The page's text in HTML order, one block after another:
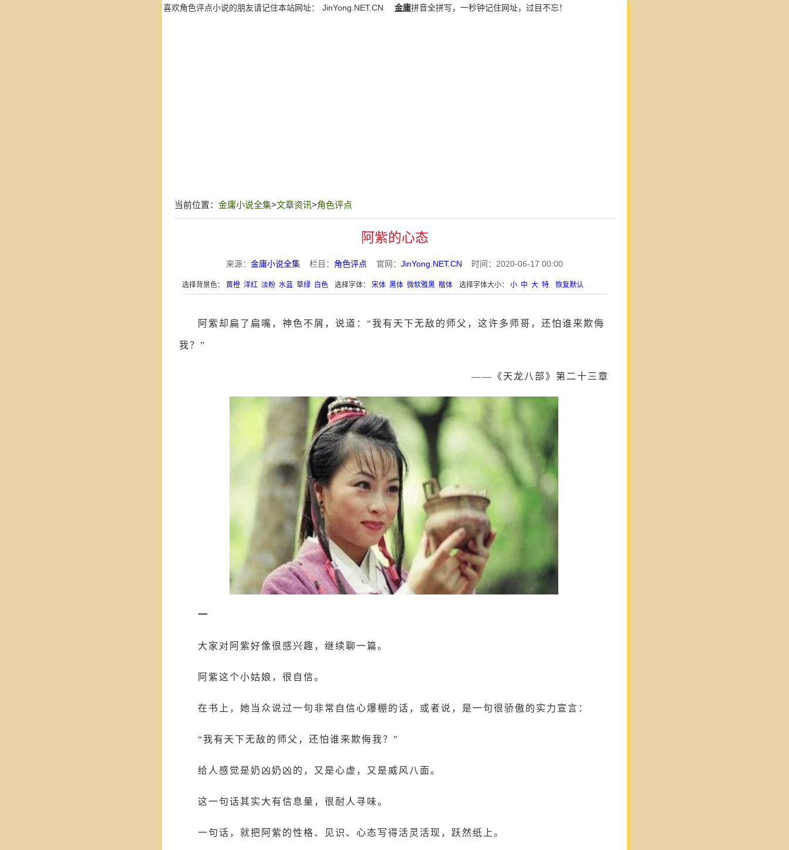
喜欢角色评点小说的朋友请记住本站网址： JinYong.NET.CN 金庸拼音全拼写，一秒钟记住网址，过目不忘！
当前位置： 金庸小说全集>文章资讯>角色评点
阿紫的心态
来源： 金庸小说全集 栏目： 角色评点 官网： JinYong.NET.CN 时间：2020-06-17 00:00
选择背景色： 黄橙 洋红 淡粉 水蓝 草绿 白色 选择字体： 宋体 黑体 微软雅黑 楷体 选择字体大小： 小 中 大 特 恢复默认
阿紫却扁了扁嘴，神色不屑，说道：“我有天下无敌的师父，这许多师哥，还怕谁来欺侮
我？”
——《天龙八部》第二十三章
一
大家对阿紫好像很感兴趣，继续聊一篇。
阿紫这个小姑娘，很自信。
在书上，她当众说过一句非常自信心爆棚的话，或者说，是一句很骄傲的实力宣言：
“我有天下无敌的师父，还怕谁来欺侮我？”
给人感觉是奶凶奶凶的，又是心虚，又是威风八面。
这一句话其实大有信息量，很耐人寻味。
一句话，就把阿紫的性格、见识、心态写得活灵活现，跃然纸上。